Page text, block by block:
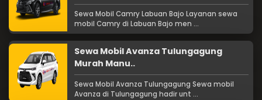
Sewa Mobil Camry Labuan Bajo Layanan sewa
mobil Camry di Labuan Bajo men ...
Sewa Mobil Avanza Tulungagung
Murah Manu..
Sewa Mobil Avanza Tulungagung Sewa mobil
Avanza di Tulungagung hadir unt ...